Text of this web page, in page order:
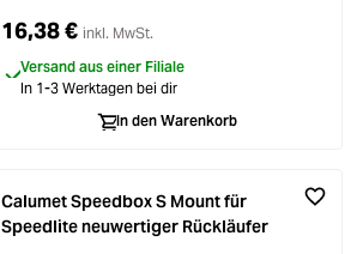
16,38 € inkl. MwSt.
Versand aus einer Filiale
In 1-3 Werktagen bei dir
In den Warenkorb
Calumet Speedbox S Mount für
Speedlite neuwertiger Rückläufer